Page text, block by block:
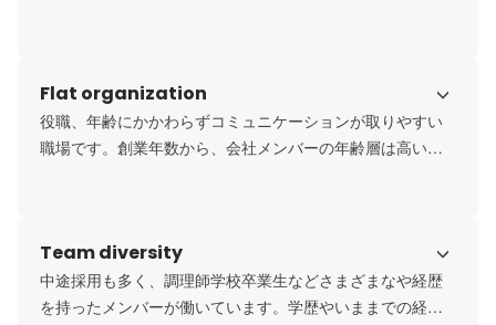
Flat organization
役職、年齢にかかわらずコミュニケーションが取りやすい
職場です。創業年数から、会社メンバーの年齢層は高いの
Team diversity
中途採用も多く、調理師学校卒業生などさまざまなや経歴
を持ったメンバーが働いています。学歴やいままでの経験